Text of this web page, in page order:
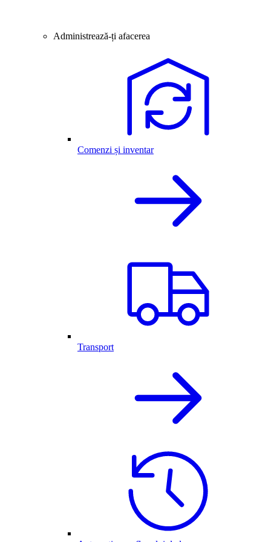
Administrează-ți afacerea
Comenzi și inventar
Transport